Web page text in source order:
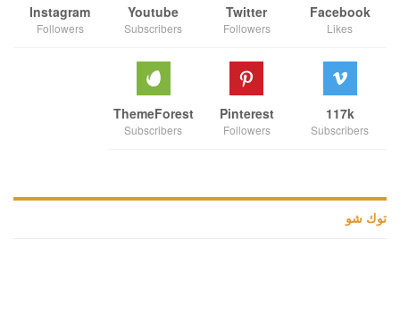
Facebook
Likes
Twitter
Followers
Youtube
Subscribers
Instagram
Followers
117k
Subscribers
Pinterest
Followers
ThemeForest
Subscribers
توك شو